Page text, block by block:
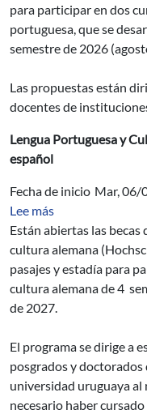
para participar en dos
portuguesa, que se
semestre de 2026
Las propuestas están
docentes de
Lengua Portuguesa y
español
Fecha de inicio Mar, 06/
Lee más
Están abiertas las
cultura alemana
pasajes y estadía para
cultura alemana de 4
de 2027.
El programa se dirige a
posgrados y
universidad uruguaya al
necesario haber